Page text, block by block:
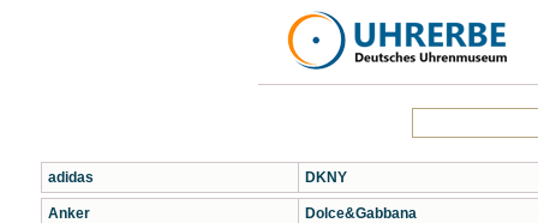
adidas
Anker
DKNY
Dolce&Gabbana